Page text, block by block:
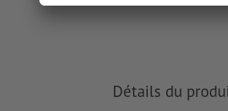
images et
Détails du